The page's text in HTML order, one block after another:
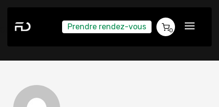
Prendre rendez-vous 0
Charles Mercier 2022-06-30